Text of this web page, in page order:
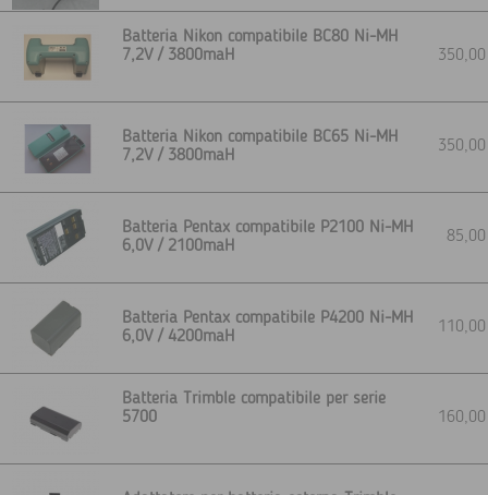
Batteria Nikon compatibile BC80 Ni-MH
7,2V / 3800maH
Batteria Nikon compatibile BC65 Ni-MH
7,2V / 3800maH
Batteria Pentax compatibile P2100 Ni-MH
6,0V / 2100maH
Batteria Pentax compatibile P4200 Ni-MH
6,0V / 4200maH
Batteria Trimble compatibile per serie
5700